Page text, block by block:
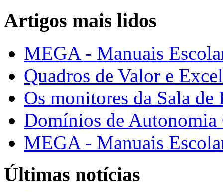
Artigos mais lidos
MEGA - Manuais
Quadros de Valor e
Os monitores da Sala de
Domínios de Autonomia
MEGA - Manuais
Últimas notícias